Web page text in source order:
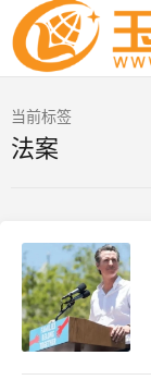
当前标签
法案